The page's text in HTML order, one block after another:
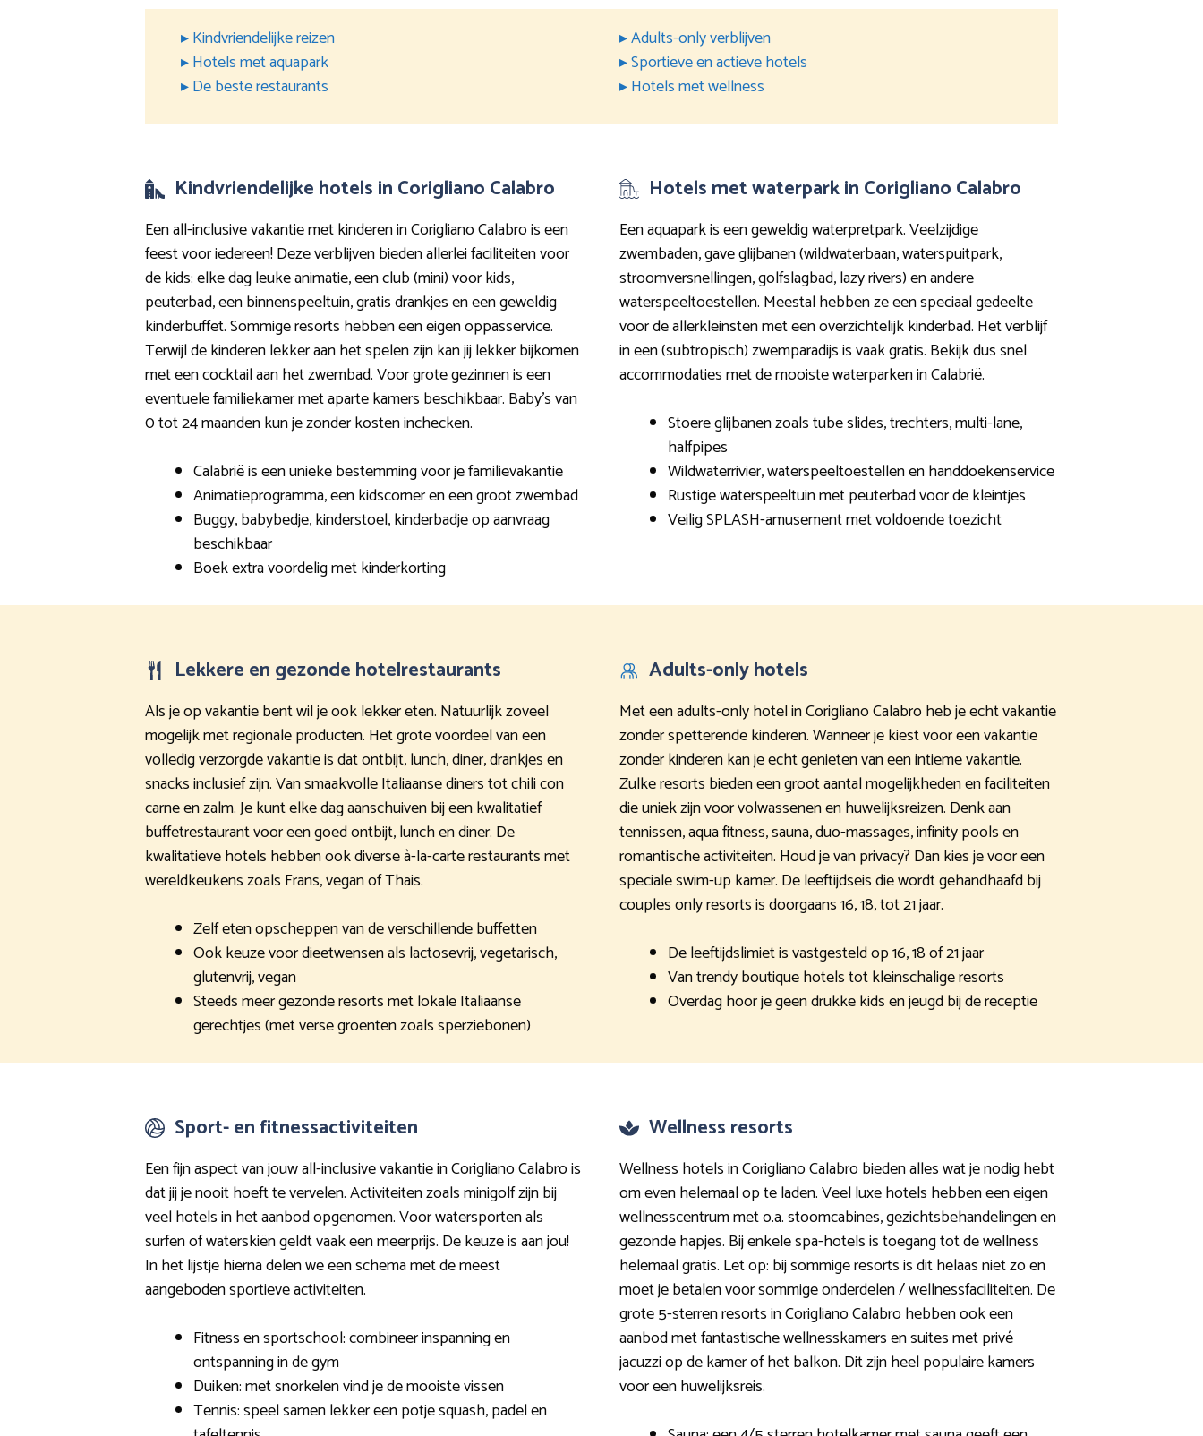
▸ Kindvriendelijke reizen
▸ Hotels met aquapark
▸ De beste restaurants
▸ Adults-only verblijven
▸ Sportieve en actieve hotels
▸ Hotels met wellness
Kindvriendelijke hotels in Corigliano Calabro
Een all-inclusive vakantie met kinderen in Corigliano Calabro is een
feest voor iedereen! Deze verblijven bieden allerlei faciliteiten voor
de kids: elke dag leuke animatie, een club (mini) voor kids,
peuterbad, een binnenspeeltuin, gratis drankjes en een geweldig
kinderbuffet. Sommige resorts hebben een eigen oppasservice.
Terwijl de kinderen lekker aan het spelen zijn kan jij lekker bijkomen
met een cocktail aan het zwembad. Voor grote gezinnen is een
eventuele familiekamer met aparte kamers beschikbaar. Baby’s van
0 tot 24 maanden kun je zonder kosten inchecken.
Calabrië is een unieke bestemming voor je familievakantie
Animatieprogramma, een kidscorner en een groot zwembad
Buggy, babybedje, kinderstoel, kinderbadje op aanvraag
beschikbaar
Boek extra voordelig met kinderkorting
Hotels met waterpark in Corigliano Calabro
Een aquapark is een geweldig waterpretpark. Veelzijdige
zwembaden, gave glijbanen (wildwaterbaan, waterspuitpark,
stroomversnellingen, golfslagbad, lazy rivers) en andere
waterspeeltoestellen. Meestal hebben ze een speciaal gedeelte
voor de allerkleinsten met een overzichtelijk kinderbad. Het verblijf
in een (subtropisch) zwemparadijs is vaak gratis. Bekijk dus snel
accommodaties met de mooiste waterparken in Calabrië.
Stoere glijbanen zoals tube slides, trechters, multi-lane,
halfpipes
Wildwaterrivier, waterspeeltoestellen en handdoekenservice
Rustige waterspeeltuin met peuterbad voor de kleintjes
Veilig SPLASH-amusement met voldoende toezicht
Lekkere en gezonde hotelrestaurants
Als je op vakantie bent wil je ook lekker eten. Natuurlijk zoveel
mogelijk met regionale producten. Het grote voordeel van een
volledig verzorgde vakantie is dat ontbijt, lunch, diner, drankjes en
snacks inclusief zijn. Van smaakvolle Italiaanse diners tot chili con
carne en zalm. Je kunt elke dag aanschuiven bij een kwalitatief
buffetrestaurant voor een goed ontbijt, lunch en diner. De
kwalitatieve hotels hebben ook diverse à-la-carte restaurants met
wereldkeukens zoals Frans, vegan of Thais.
Zelf eten opscheppen van de verschillende buffetten
Ook keuze voor dieetwensen als lactosevrij, vegetarisch,
glutenvrij, vegan
Steeds meer gezonde resorts met lokale Italiaanse
gerechtjes (met verse groenten zoals sperziebonen)
Adults-only hotels
Met een adults-only hotel in Corigliano Calabro heb je echt vakantie
zonder spetterende kinderen. Wanneer je kiest voor een vakantie
zonder kinderen kan je echt genieten van een intieme vakantie.
Zulke resorts bieden een groot aantal mogelijkheden en faciliteiten
die uniek zijn voor volwassenen en huwelijksreizen. Denk aan
tennissen, aqua fitness, sauna, duo-massages, infinity pools en
romantische activiteiten. Houd je van privacy? Dan kies je voor een
speciale swim-up kamer. De leeftijdseis die wordt gehandhaafd bij
couples only resorts is doorgaans 16, 18, tot 21 jaar.
De leeftijdslimiet is vastgesteld op 16, 18 of 21 jaar
Van trendy boutique hotels tot kleinschalige resorts
Overdag hoor je geen drukke kids en jeugd bij de receptie
Sport- en fitnessactiviteiten
Een fijn aspect van jouw all-inclusive vakantie in Corigliano Calabro is
dat jij je nooit hoeft te vervelen. Activiteiten zoals minigolf zijn bij
veel hotels in het aanbod opgenomen. Voor watersporten als
surfen of waterskiën geldt vaak een meerprijs. De keuze is aan jou!
In het lijstje hierna delen we een schema met de meest
aangeboden sportieve activiteiten.
Fitness en sportschool: combineer inspanning en
ontspanning in de gym
Duiken: met snorkelen vind je de mooiste vissen
Tennis: speel samen lekker een potje squash, padel en
Wellness resorts
Wellness hotels in Corigliano Calabro bieden alles wat je nodig hebt
om even helemaal op te laden. Veel luxe hotels hebben een eigen
wellnesscentrum met o.a. stoomcabines, gezichtsbehandelingen en
gezonde hapjes. Bij enkele spa-hotels is toegang tot de wellness
helemaal gratis. Let op: bij sommige resorts is dit helaas niet zo en
moet je betalen voor sommige onderdelen / wellnessfaciliteiten. De
grote 5-sterren resorts in Corigliano Calabro hebben ook een
aanbod met fantastische wellnesskamers en suites met privé
jacuzzi op de kamer of het balkon. Dit zijn heel populaire kamers
voor een huwelijksreis.